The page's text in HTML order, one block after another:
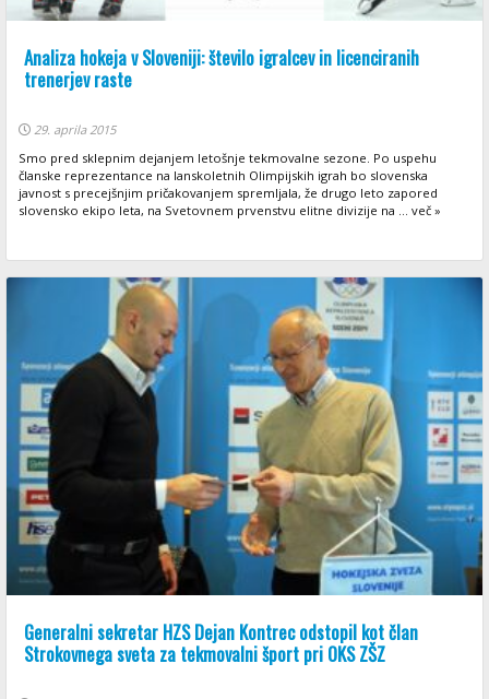
Analiza hokeja v Sloveniji: število igralcev in licenciranih
trenerjev raste
29. aprila 2015
Smo pred sklepnim dejanjem letošnje tekmovalne sezone. Po uspehu
članske reprezentance na lanskoletnih Olimpijskih igrah bo slovenska
javnost s precejšnjim pričakovanjem spremljala, že drugo leto zapored
slovensko ekipo leta, na Svetovnem prvenstvu elitne divizije na ... več »
Generalni sekretar HZS Dejan Kontrec odstopil kot član
Strokovnega sveta za tekmovalni šport pri OKS ZŠZ